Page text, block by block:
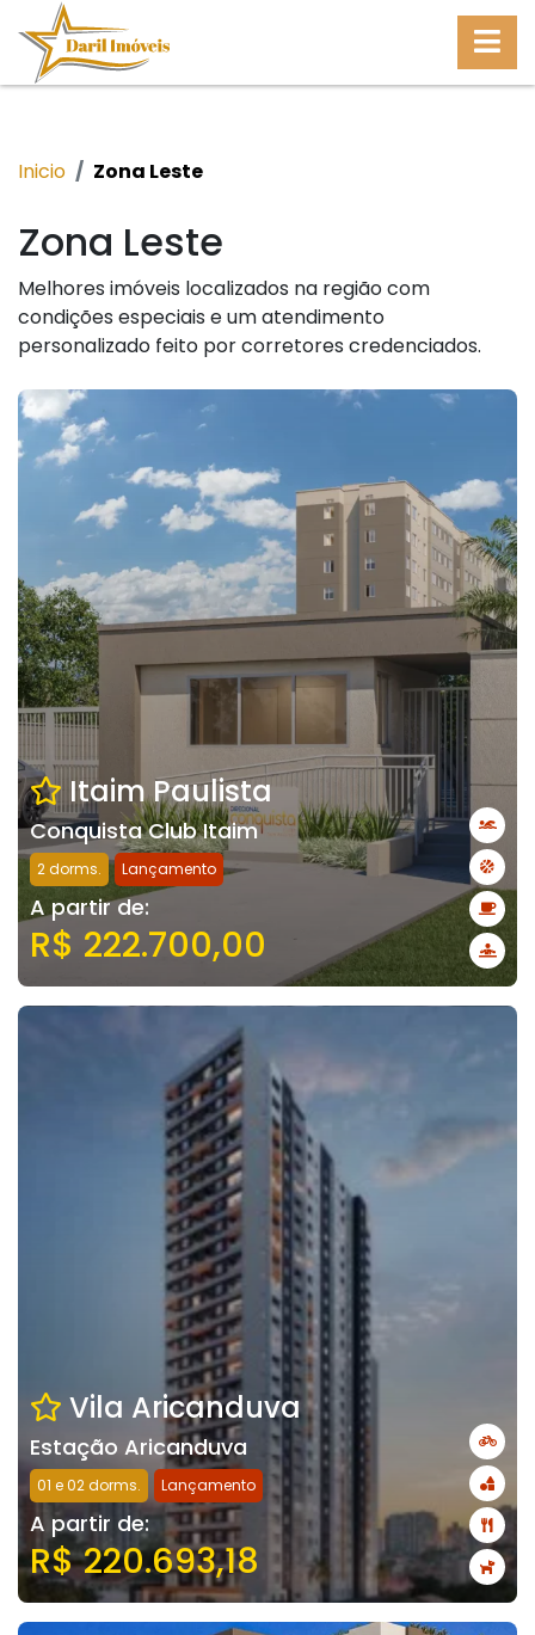
Inicio Zona Leste
Zona Leste
Melhores imóveis localizados na região com
condições especiais e um atendimento
personalizado feito por corretores credenciados.
Itaim Paulista
Conquista Club Itaim
2 dorms. Lançamento
A partir de:
R$ 222.700,00
Vila Aricanduva
Estação Aricanduva
01 e 02 dorms. Lançamento
A partir de:
R$ 220.693,18